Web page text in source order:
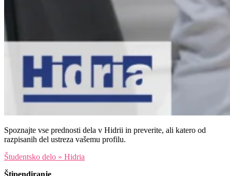
Spoznajte vse prednosti dela v Hidrii in preverite, ali katero od
razpisanih del ustreza vašemu profilu.
Študentsko delo » Hidria
Štipendiranje